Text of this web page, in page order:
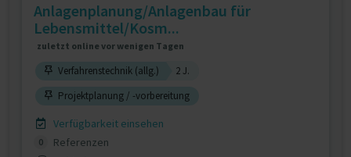
Anlagenplanung/Anlagenbau für
Lebensmittel/Kosm...
zuletzt online vor wenigen Tagen
Verfahrenstechnik (allg.)
2 J.
Projektplanung / -vorbereitung
Verfügbarkeit einsehen
0
Referenzen